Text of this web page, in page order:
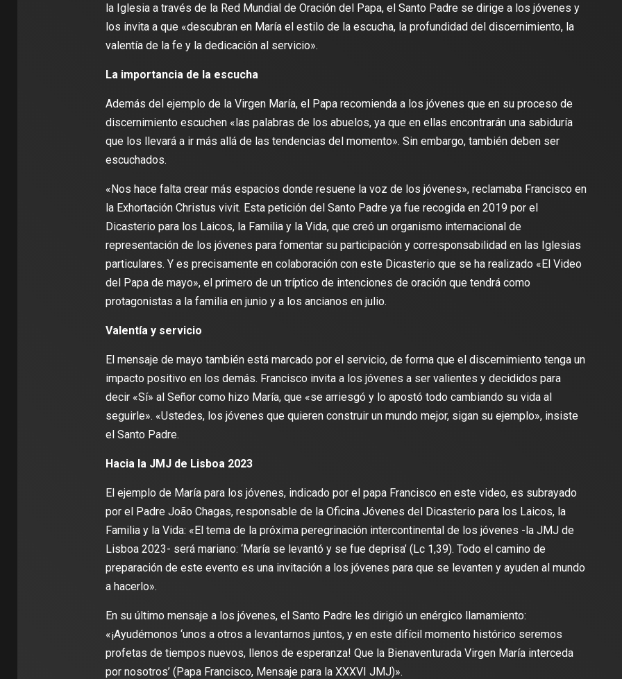
la Iglesia a través de la Red Mundial de Oración del Papa, el Santo Padre se dirige a los jóvenes y
los invita a que «descubran en María el estilo de la escucha, la profundidad del discernimiento, la
valentía de la fe y la dedicación al servicio».
La importancia de la escucha
Además del ejemplo de la Virgen María, el Papa recomienda a los jóvenes que en su proceso de
discernimiento escuchen «las palabras de los abuelos, ya que en ellas encontrarán una sabiduría
que los llevará a ir más allá de las tendencias del momento». Sin embargo, también deben ser
escuchados.
«Nos hace falta crear más espacios donde resuene la voz de los jóvenes», reclamaba Francisco en
la Exhortación Christus vivit. Esta petición del Santo Padre ya fue recogida en 2019 por el
Dicasterio para los Laicos, la Familia y la Vida, que creó un organismo internacional de
representación de los jóvenes para fomentar su participación y corresponsabilidad en las Iglesias
particulares. Y es precisamente en colaboración con este Dicasterio que se ha realizado «El Video
del Papa de mayo», el primero de un tríptico de intenciones de oración que tendrá como
protagonistas a la familia en junio y a los ancianos en julio.
Valentía y servicio
El mensaje de mayo también está marcado por el servicio, de forma que el discernimiento tenga un
impacto positivo en los demás. Francisco invita a los jóvenes a ser valientes y decididos para
decir «Sí» al Señor como hizo María, que «se arriesgó y lo apostó todo cambiando su vida al
seguirle». «Ustedes, los jóvenes que quieren construir un mundo mejor, sigan su ejemplo», insiste
el Santo Padre.
Hacia la JMJ de Lisboa 2023
El ejemplo de María para los jóvenes, indicado por el papa Francisco en este video, es subrayado
por el Padre João Chagas, responsable de la Oficina Jóvenes del Dicasterio para los Laicos, la
Familia y la Vida: «El tema de la próxima peregrinación intercontinental de los jóvenes -la JMJ de
Lisboa 2023- será mariano: ‘María se levantó y se fue deprisa’ (Lc 1,39). Todo el camino de
preparación de este evento es una invitación a los jóvenes para que se levanten y ayuden al mundo
a hacerlo».
En su último mensaje a los jóvenes, el Santo Padre les dirigió un enérgico llamamiento:
«¡Ayudémonos ‘unos a otros a levantarnos juntos, y en este difícil momento histórico seremos
profetas de tiempos nuevos, llenos de esperanza! Que la Bienaventurada Virgen María interceda
por nosotros’ (Papa Francisco, Mensaje para la XXXVI JMJ)».